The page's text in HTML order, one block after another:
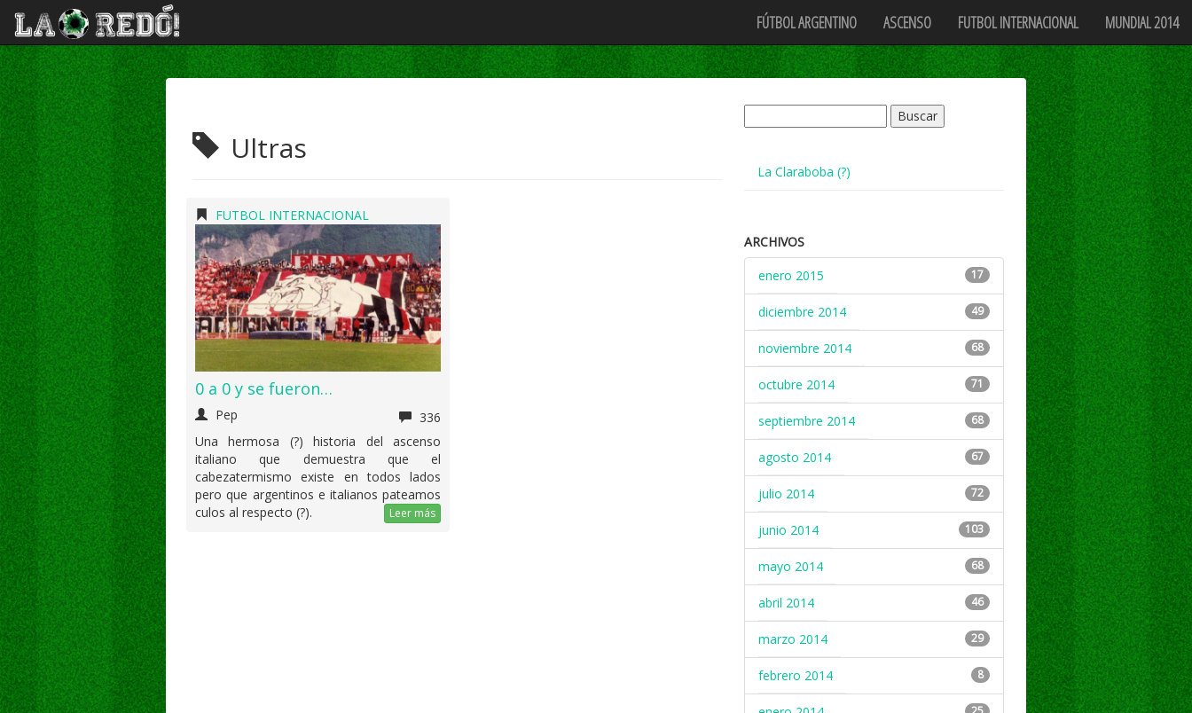
FÚTBOL ARGENTINO ASCENSO FUTBOL INTERNACIONAL MUNDIAL 2014
Ultras
FUTBOL INTERNACIONAL
0 a 0 y se fueron…
Pep
336
Una hermosa (?) historia del ascenso
italiano que demuestra que el
cabezatermismo existe en todos lados
pero que argentinos e italianos pateamos
culos al respecto (?).
Leer más
La Claraboba (?)
ARCHIVOS
enero 2015
17
diciembre 2014 49
noviembre 2014 68
octubre 2014 71
septiembre 2014 68
agosto 2014 67
julio 2014 72
junio 2014 103
mayo 2014 68
abril 2014 46
marzo 2014 29
febrero 2014 8